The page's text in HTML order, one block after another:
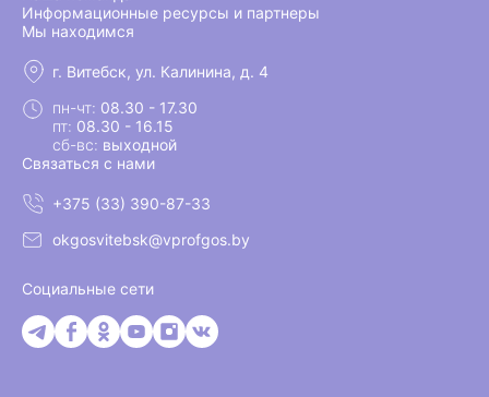
Информационные ресурсы и партнеры
Мы находимся
г. Витебск, ул. Калинина, д. 4
пн-чт: 08.30 - 17.30
пт: 08.30 - 16.15
сб-вс: выходной
Связаться с нами
+375 (33) 390-87-33
okgosvitebsk@vprofgos.by
Социальные сети